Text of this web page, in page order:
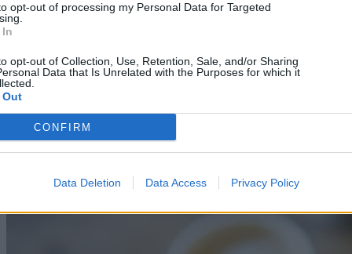
opt-out of processing my Personal Data for Targeted
opt-out of Collection, Use, Retention, Sale, and/or Sharing
Data that Is Unrelated with the Purposes for which it
CONFIRM
Data Deletion Data Access Privacy Policy
Science
NASA: Σε διαστρική ρύθμιση Μεγάλης Έκρηξης
09/08/2026